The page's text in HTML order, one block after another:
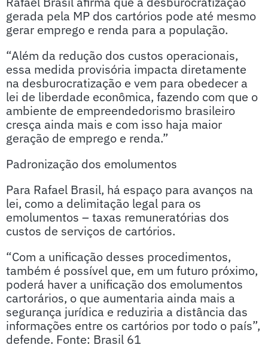
gerada pela MP dos cartórios pode até mesmo
gerar emprego e renda para a população.
“Além da redução dos custos operacionais,
essa medida provisória impacta diretamente
na desburocratização e vem para obedecer a
lei de liberdade econômica, fazendo com que o
ambiente de empreendedorismo brasileiro
cresça ainda mais e com isso haja maior
geração de emprego e renda.”
Padronização dos emolumentos
Para Rafael Brasil, há espaço para avanços na
lei, como a delimitação legal para os
emolumentos – taxas remuneratórias dos
custos de serviços de cartórios.
“Com a unificação desses procedimentos,
também é possível que, em um futuro próximo,
poderá haver a unificação dos emolumentos
cartorários, o que aumentaria ainda mais a
segurança jurídica e reduziria a distância das
informações entre os cartórios por todo o país”,
defende. Fonte: Brasil 61